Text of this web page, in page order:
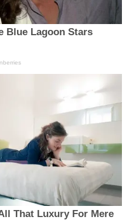
Blue Lagoon Stars
That Luxury For Mere